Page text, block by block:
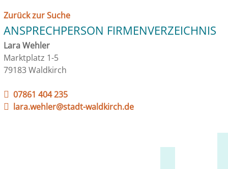
Zurück zur Suche
ANSPRECHPERSON FIRMENVERZEICHNIS
Lara Wehler
Marktplatz 1-5
79183 Waldkirch
07861 404 235
lara.wehler@stadt-waldkirch.de